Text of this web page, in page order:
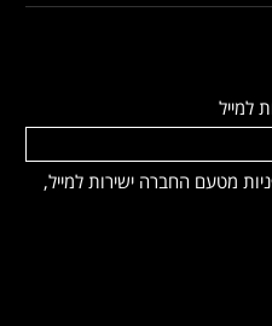
למייל
מטעם החברה ישירות למייל,